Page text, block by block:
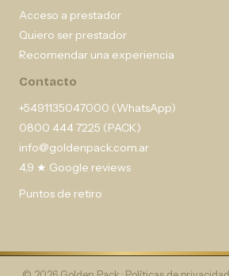
Acceso a prestador
Quiero ser prestador
Recomendar una experiencia
Contacto
+5491135047000 (WhatsApp)
0800 444 7225 (PACK)
info@goldenpack.com.ar
4,9 ★ Google reviews
Puntos de retiro